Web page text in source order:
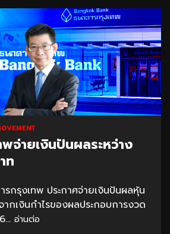
จ่ายเงินปันผลระหว่าง
ท
รกรุงเทพ ประกาศจ่ายเงินปันผลหุ้น
กเงินกำไรของผลประกอบการงวด
อ่านต่อ